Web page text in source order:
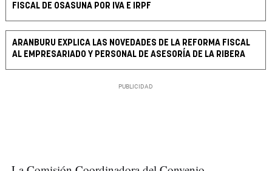
FISCAL DE OSASUNA POR IVA E IRPF
ARANBURU EXPLICA LAS NOVEDADES DE LA REFORMA FISCAL
AL EMPRESARIADO Y PERSONAL DE ASESORÍA DE LA RIBERA